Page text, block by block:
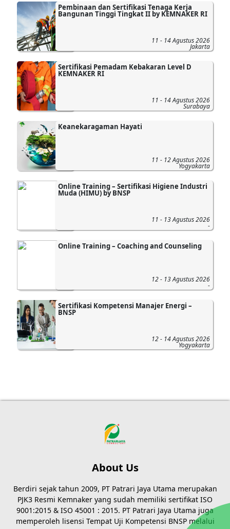
Pembinaan dan Sertifikasi Tenaga Kerja
Bangunan Tinggi Tingkat II by KEMNAKER RI
11 - 14 Agustus 2026
Jakarta
Sertifikasi Pemadam Kebakaran Level D
KEMNAKER RI
11 - 14 Agustus 2026
Surabaya
Keanekaragaman Hayati
11 - 12 Agustus 2026
Yogyakarta
Online Training – Sertifikasi Higiene Industri
Muda (HIMU) by BNSP
11 - 13 Agustus 2026
-
Online Training – Coaching and Counseling
12 - 13 Agustus 2026
-
Sertifikasi Kompetensi Manajer Energi –
BNSP
12 - 14 Agustus 2026
Yogyakarta
About Us
Berdiri sejak tahun 2009, PT Patrari Jaya Utama merupakan
PJK3 Resmi Kemnaker yang sudah memiliki sertifikat ISO
9001:2015 & ISO 45001 : 2015. PT Patrari Jaya Utama juga
memperoleh lisensi Tempat Uji Kompetensi BNSP melalui